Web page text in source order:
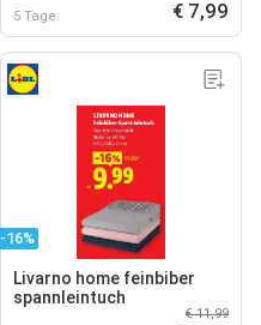
5 Tage € 7,99
-16%
Livarno home feinbiber
spannleintuch
€ 11,99